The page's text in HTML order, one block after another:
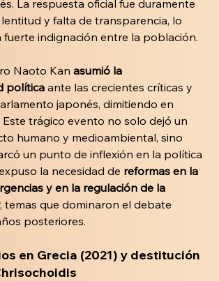
La respuesta oficial fue duramente
y falta de transparencia, lo
fuerte indignación entre la población.
Naoto Kan asumió la
política ante las crecientes críticas y
japonés, dimitiendo en
Este trágico evento no solo dejó un
humano y medioambiental, sino
un punto de inflexión en la política
la necesidad de reformas en la
y en la regulación de la
, temas que dominaron el debate
posteriores.
en Grecia (2021) y destitución